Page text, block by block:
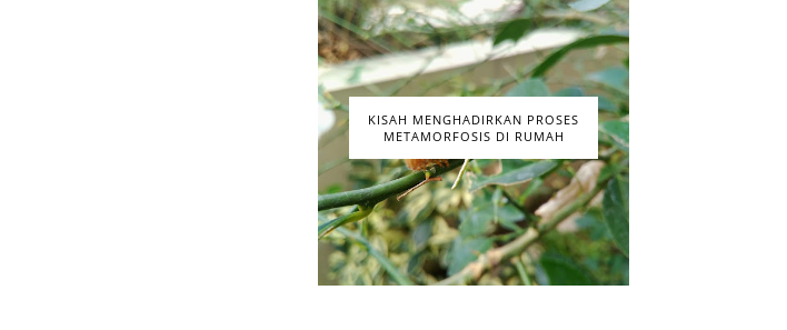
KISAH MENGHADIRKAN PROSES
METAMORFOSIS DI RUMAH